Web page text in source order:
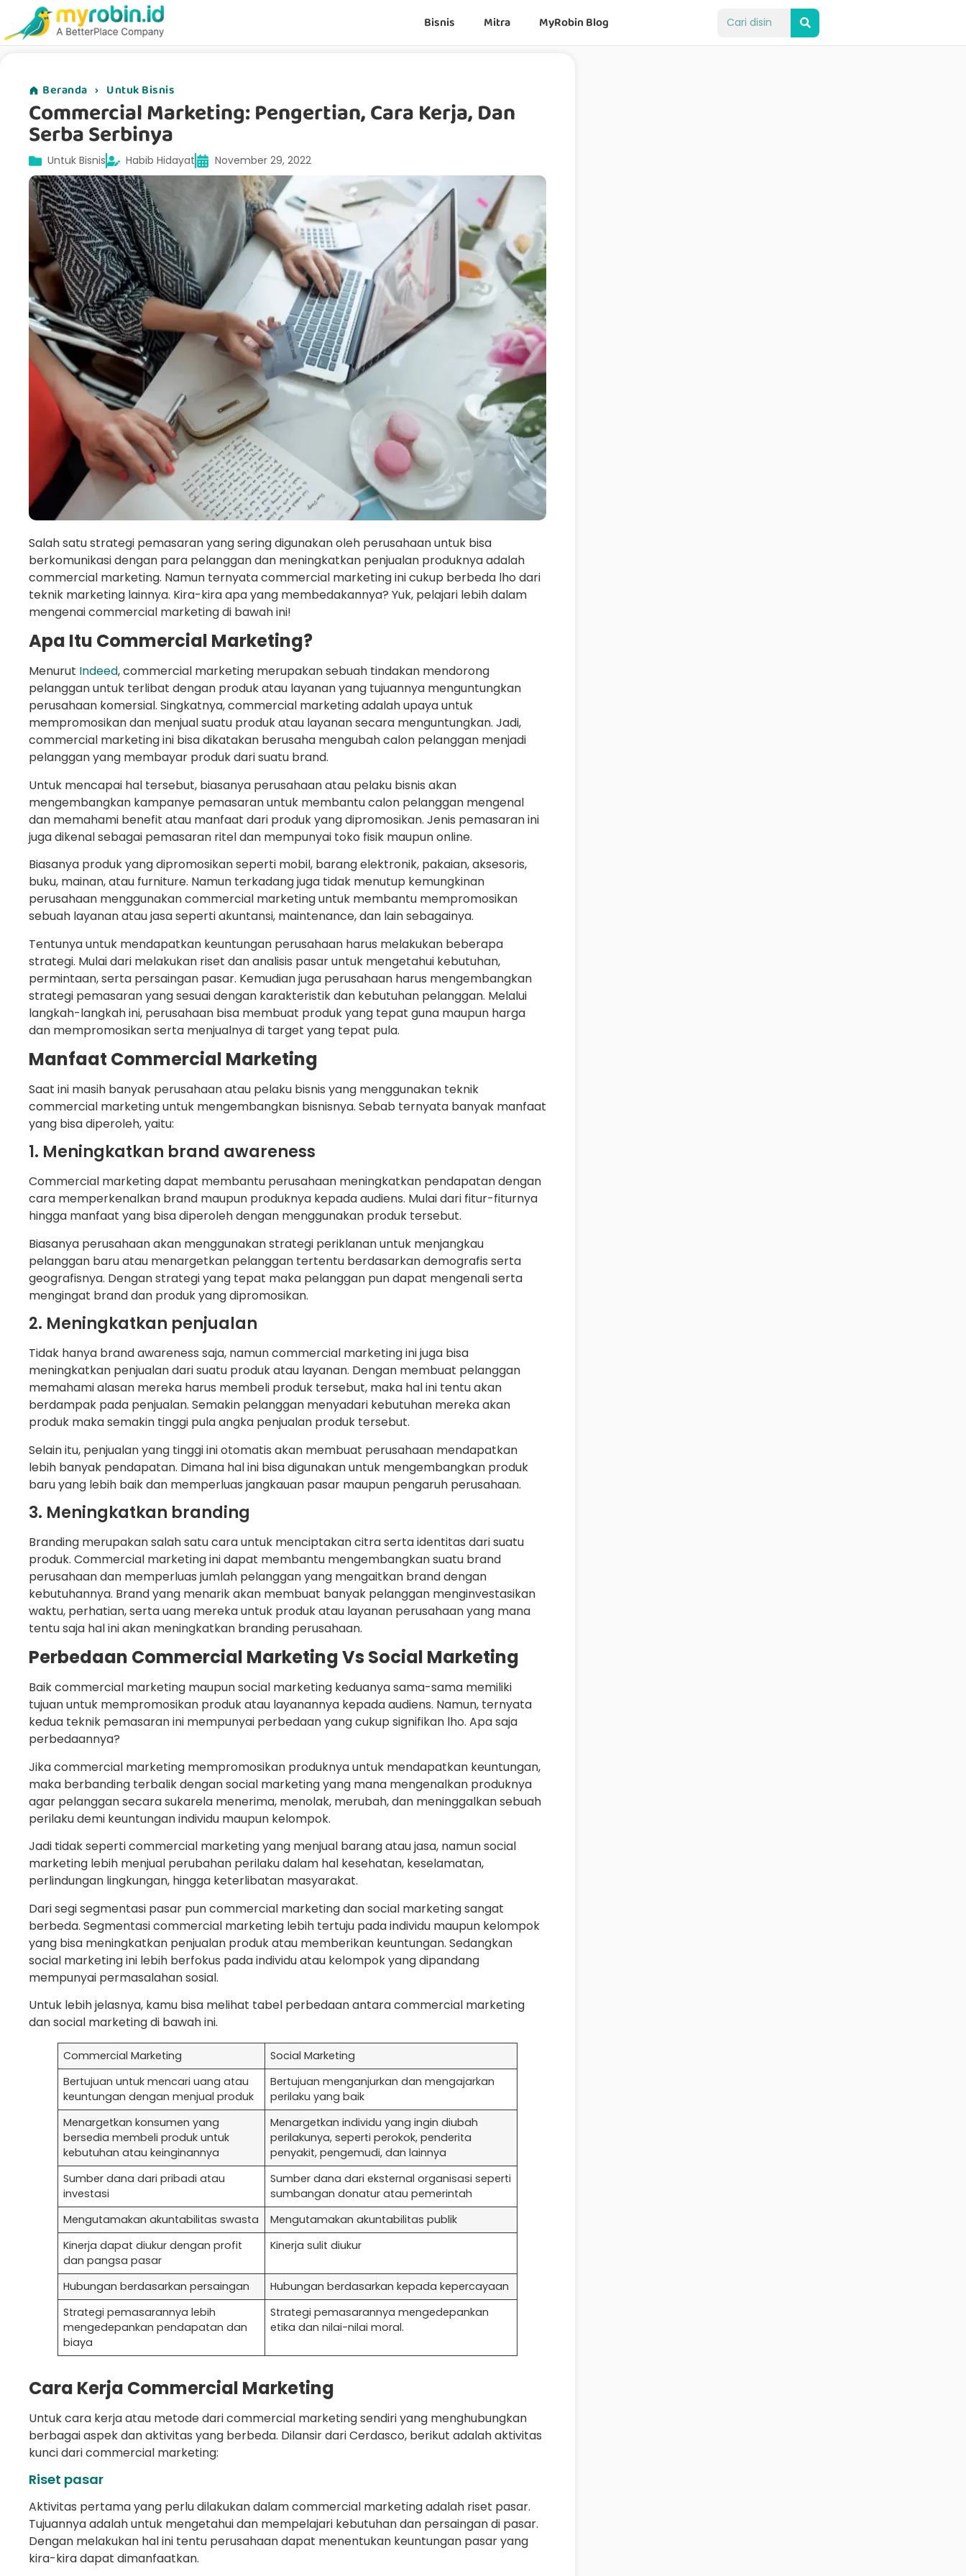
Bisnis Mitra MyRobin Blog
Beranda › Untuk Bisnis
Commercial Marketing: Pengertian, Cara Kerja, Dan
Serba Serbinya
Untuk Bisnis Habib Hidayat November 29, 2022
Salah satu strategi pemasaran yang sering digunakan oleh perusahaan untuk bisa
berkomunikasi dengan para pelanggan dan meningkatkan penjualan produknya adalah
commercial marketing. Namun ternyata commercial marketing ini cukup berbeda lho dari
teknik marketing lainnya. Kira-kira apa yang membedakannya? Yuk, pelajari lebih dalam
mengenai commercial marketing di bawah ini!
Apa Itu Commercial Marketing?
Menurut Indeed, commercial marketing merupakan sebuah tindakan mendorong
pelanggan untuk terlibat dengan produk atau layanan yang tujuannya menguntungkan
perusahaan komersial. Singkatnya, commercial marketing adalah upaya untuk
mempromosikan dan menjual suatu produk atau layanan secara menguntungkan. Jadi,
commercial marketing ini bisa dikatakan berusaha mengubah calon pelanggan menjadi
pelanggan yang membayar produk dari suatu brand.
Untuk mencapai hal tersebut, biasanya perusahaan atau pelaku bisnis akan
mengembangkan kampanye pemasaran untuk membantu calon pelanggan mengenal
dan memahami benefit atau manfaat dari produk yang dipromosikan. Jenis pemasaran ini
juga dikenal sebagai pemasaran ritel dan mempunyai toko fisik maupun online.
Biasanya produk yang dipromosikan seperti mobil, barang elektronik, pakaian, aksesoris,
buku, mainan, atau furniture. Namun terkadang juga tidak menutup kemungkinan
perusahaan menggunakan commercial marketing untuk membantu mempromosikan
sebuah layanan atau jasa seperti akuntansi, maintenance, dan lain sebagainya.
Tentunya untuk mendapatkan keuntungan perusahaan harus melakukan beberapa
strategi. Mulai dari melakukan riset dan analisis pasar untuk mengetahui kebutuhan,
permintaan, serta persaingan pasar. Kemudian juga perusahaan harus mengembangkan
strategi pemasaran yang sesuai dengan karakteristik dan kebutuhan pelanggan. Melalui
langkah-langkah ini, perusahaan bisa membuat produk yang tepat guna maupun harga
dan mempromosikan serta menjualnya di target yang tepat pula.
Manfaat Commercial Marketing
Saat ini masih banyak perusahaan atau pelaku bisnis yang menggunakan teknik
commercial marketing untuk mengembangkan bisnisnya. Sebab ternyata banyak manfaat
yang bisa diperoleh, yaitu:
1. Meningkatkan brand awareness
Commercial marketing dapat membantu perusahaan meningkatkan pendapatan dengan
cara memperkenalkan brand maupun produknya kepada audiens. Mulai dari fitur-fiturnya
hingga manfaat yang bisa diperoleh dengan menggunakan produk tersebut.
Biasanya perusahaan akan menggunakan strategi periklanan untuk menjangkau
pelanggan baru atau menargetkan pelanggan tertentu berdasarkan demografis serta
geografisnya. Dengan strategi yang tepat maka pelanggan pun dapat mengenali serta
mengingat brand dan produk yang dipromosikan.
2. Meningkatkan penjualan
Tidak hanya brand awareness saja, namun commercial marketing ini juga bisa
meningkatkan penjualan dari suatu produk atau layanan. Dengan membuat pelanggan
memahami alasan mereka harus membeli produk tersebut, maka hal ini tentu akan
berdampak pada penjualan. Semakin pelanggan menyadari kebutuhan mereka akan
produk maka semakin tinggi pula angka penjualan produk tersebut.
Selain itu, penjualan yang tinggi ini otomatis akan membuat perusahaan mendapatkan
lebih banyak pendapatan. Dimana hal ini bisa digunakan untuk mengembangkan produk
baru yang lebih baik dan memperluas jangkauan pasar maupun pengaruh perusahaan.
3. Meningkatkan branding
Branding merupakan salah satu cara untuk menciptakan citra serta identitas dari suatu
produk. Commercial marketing ini dapat membantu mengembangkan suatu brand
perusahaan dan memperluas jumlah pelanggan yang mengaitkan brand dengan
kebutuhannya. Brand yang menarik akan membuat banyak pelanggan menginvestasikan
waktu, perhatian, serta uang mereka untuk produk atau layanan perusahaan yang mana
tentu saja hal ini akan meningkatkan branding perusahaan.
Perbedaan Commercial Marketing Vs Social Marketing
Baik commercial marketing maupun social marketing keduanya sama-sama memiliki
tujuan untuk mempromosikan produk atau layanannya kepada audiens. Namun, ternyata
kedua teknik pemasaran ini mempunyai perbedaan yang cukup signifikan lho. Apa saja
perbedaannya?
Jika commercial marketing mempromosikan produknya untuk mendapatkan keuntungan,
maka berbanding terbalik dengan social marketing yang mana mengenalkan produknya
agar pelanggan secara sukarela menerima, menolak, merubah, dan meninggalkan sebuah
perilaku demi keuntungan individu maupun kelompok.
Jadi tidak seperti commercial marketing yang menjual barang atau jasa, namun social
marketing lebih menjual perubahan perilaku dalam hal kesehatan, keselamatan,
perlindungan lingkungan, hingga keterlibatan masyarakat.
Dari segi segmentasi pasar pun commercial marketing dan social marketing sangat
berbeda. Segmentasi commercial marketing lebih tertuju pada individu maupun kelompok
yang bisa meningkatkan penjualan produk atau memberikan keuntungan. Sedangkan
social marketing ini lebih berfokus pada individu atau kelompok yang dipandang
mempunyai permasalahan sosial.
Untuk lebih jelasnya, kamu bisa melihat tabel perbedaan antara commercial marketing
dan social marketing di bawah ini.
Commercial Marketing
Social Marketing
Bertujuan untuk mencari uang atau
keuntungan dengan menjual produk
Bertujuan menganjurkan dan mengajarkan
perilaku yang baik
Menargetkan konsumen yang
bersedia membeli produk untuk
kebutuhan atau keinginannya
Menargetkan individu yang ingin diubah
perilakunya, seperti perokok, penderita
penyakit, pengemudi, dan lainnya
Sumber dana dari pribadi atau
investasi
Sumber dana dari eksternal organisasi seperti
sumbangan donatur atau pemerintah
Mengutamakan akuntabilitas swasta
Mengutamakan akuntabilitas publik
Kinerja dapat diukur dengan profit
dan pangsa pasar
Kinerja sulit diukur
Hubungan berdasarkan persaingan
Hubungan berdasarkan kepada kepercayaan
Strategi pemasarannya lebih
mengedepankan pendapatan dan
biaya
Strategi pemasarannya mengedepankan
etika dan nilai-nilai moral.
Cara Kerja Commercial Marketing
Untuk cara kerja atau metode dari commercial marketing sendiri yang menghubungkan
berbagai aspek dan aktivitas yang berbeda. Dilansir dari Cerdasco, berikut adalah aktivitas
kunci dari commercial marketing:
Riset pasar
Aktivitas pertama yang perlu dilakukan dalam commercial marketing adalah riset pasar.
Tujuannya adalah untuk mengetahui dan mempelajari kebutuhan dan persaingan di pasar.
Dengan melakukan hal ini tentu perusahaan dapat menentukan keuntungan pasar yang
kira-kira dapat dimanfaatkan.